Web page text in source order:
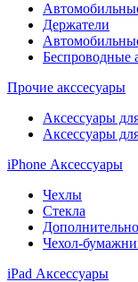
Держатели
Беспроводные
Прочие акссесуары
Аксессуары
Аксессуары
iPhone Аксессуары
Чехлы
Стекла
Чехол-
iPad Аксессуары